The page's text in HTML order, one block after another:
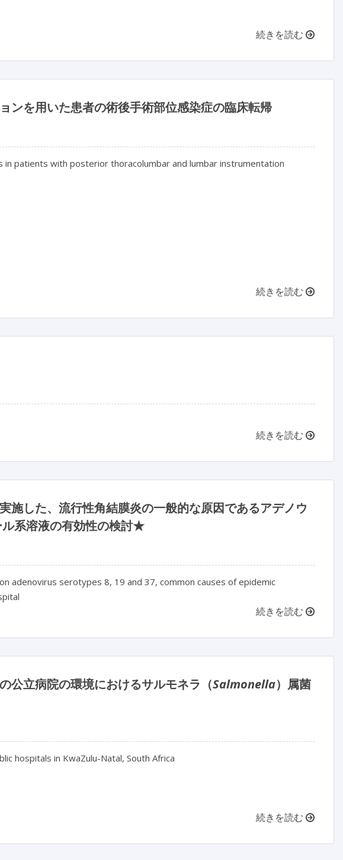
続きを読む
ンを用いた患者の術後手術部位感染症の臨床転帰
patients with posterior thoracolumbar and lumbar instrumentation
続きを読む
続きを読む
施した、流行性角結膜炎の一般的な原因であるアデノウ
ル系溶液の有効性の検討★
adenovirus serotypes 8, 19 and 37, common causes of epidemic
続きを読む
公立病院の環境におけるサルモネラ（Salmonella）属菌
hospitals in KwaZulu-Natal, South Africa
続きを読む